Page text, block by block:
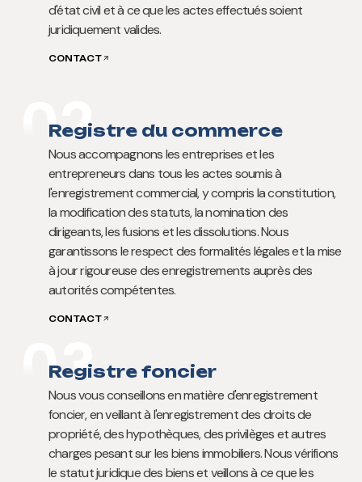
d'état civil et à ce que les actes effectués soient
juridiquement valides.
CONTACT
02
Registre du commerce
Nous accompagnons les entreprises et les
entrepreneurs dans tous les actes soumis à
l'enregistrement commercial, y compris la constitution,
la modification des statuts, la nomination des
dirigeants, les fusions et les dissolutions. Nous
garantissons le respect des formalités légales et la mise
à jour rigoureuse des enregistrements auprès des
autorités compétentes.
CONTACT
03
Registre foncier
Nous vous conseillons en matière d'enregistrement
foncier, en veillant à l'enregistrement des droits de
propriété, des hypothèques, des privilèges et autres
charges pesant sur les biens immobiliers. Nous vérifions
le statut juridique des biens et veillons à ce que les